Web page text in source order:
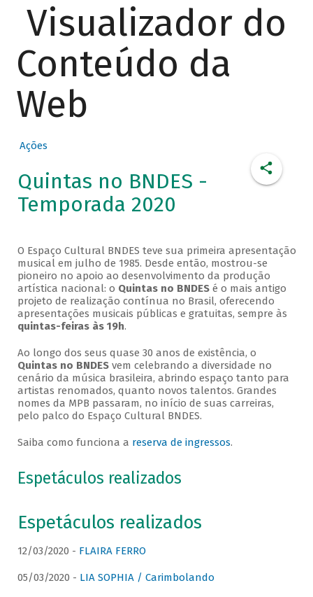
Visualizador do
Conteúdo da
Web
Ações
Quintas no BNDES -
Temporada 2020
O Espaço Cultural BNDES teve sua primeira apresentação
musical em julho de 1985. Desde então, mostrou-se
pioneiro no apoio ao desenvolvimento da produção
artística nacional: o Quintas no BNDESé o mais antigo
projeto de realização contínua no Brasil, oferecendo
apresentações musicais públicas e gratuitas, sempre às
quintas-feiras às 19h.
Ao longo dos seus quase 30 anos de existência, o
Quintas no BNDESvem celebrando a diversidade no
cenário da música brasileira, abrindo espaço tanto para
artistas renomados, quanto novos talentos. Grandes
nomes da MPB passaram, no início de suas carreiras,
pelo palco do Espaço Cultural BNDES.
Saiba como funciona a reserva de ingressos.
Espetáculos realizados
Espetáculos realizados
12/03/2020 - FLAIRA FERRO
05/03/2020 - LIA SOPHIA / Carimbolando